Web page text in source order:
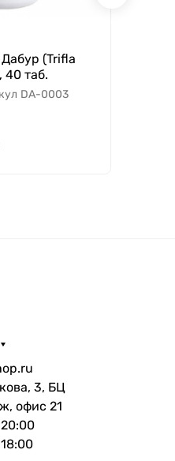
(Trifla
40 таб.
DA-0003
3, БЦ
офис 21